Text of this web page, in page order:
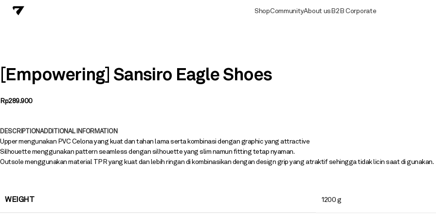
ShopCommunityAbout usB2B Corporate
[Empowering] Sansiro Eagle Shoes
Rp289.900
DESCRIPTIONADDITIONAL INFORMATION
Upper mengunakan PVC Celona yang kuat dan tahan lama serta kombinasi dengan graphic yang attractive
Silhouette menggunakan pattern seamless dengan silhouette yang slim namun fitting tetap nyaman.
Outsole menggunakan material TPR yang kuat dan lebih ringan di kombinasikan dengan design grip yang atraktif sehingga tidak licin saat di gunakan.
WEIGHT 1200 g